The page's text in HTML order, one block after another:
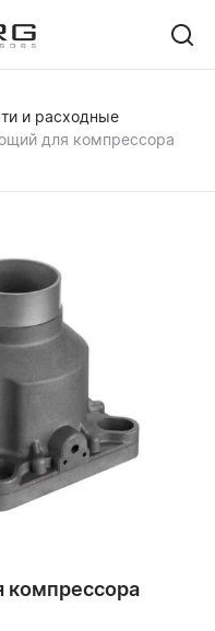
и расходные
для компрессора
компрессора